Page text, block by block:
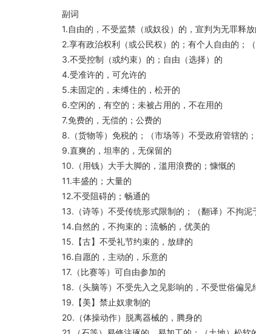
副词
1.自由的，不受监禁（或奴役）的，宣判为无罪释放
2.享有政治权利（或公民权）的；有个人自由的；
3.不受控制（或约束）的；自由（选择）的
4.受准许的，可允许的
5.未固定的，未缚住的，松开的
6.空闲的，有空的；未被占用的，不在用的
7.免费的，无偿的；公费的
8.（货物等）免税的；（市场等）不受政府管辖的
9.直爽的，坦率的，无保留的
10.（用钱）大手大脚的，滥用浪费的；慷慨的
11.丰盛的；大量的
12.不受阻碍的；畅通的
13.（诗等）不受传统形式限制的；（翻译）不拘泥
14.自然的，不拘束的；流畅的，优美的
15.【古】不受礼节约束的，放肆的
16.自愿的，主动的，乐意的
17.（比赛等）可自由参加的
18.（头脑等）不受先入之见影响的，不受世俗偏
19.【美】禁止奴隶制的
20.（体操动作）脱离器械的，腾身的